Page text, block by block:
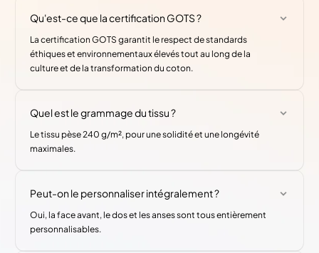
Qu'est-ce que la certification GOTS ?
La certification GOTS garantit le respect de standards
éthiques et environnementaux élevés tout au long de la
culture et de la transformation du coton.
Quel est le grammage du tissu ?
Le tissu pèse 240 g/m², pour une solidité et une longévité
maximales.
Peut-on le personnaliser intégralement ?
Oui, la face avant, le dos et les anses sont tous entièrement
personnalisables.